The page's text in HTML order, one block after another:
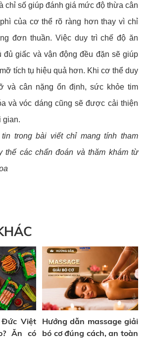
chỉ số giúp đánh giá mức độ thừa cân
của cơ thể rõ ràng hơn thay vì chỉ
đơn thuần. Việc duy trì chế độ ăn
đủ giấc và vận động đều đặn sẽ giúp
tích tụ hiệu quả hơn. Khi cơ thể duy
và cân nặng ổn định, sức khỏe tim
và vóc dáng cũng sẽ được cải thiện
gian.
trong bài viết chỉ mang tính tham
thế các chẩn đoán và thăm khám từ
Việt
Ăn có
Hướng dẫn massage giải
bó cơ đúng cách, an toàn